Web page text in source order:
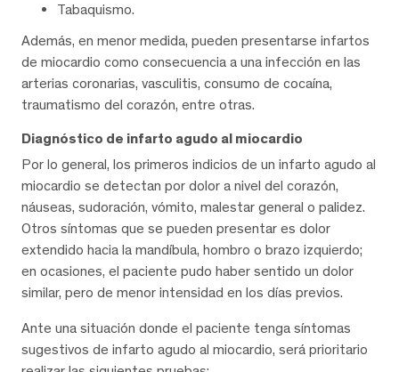
Tabaquismo.
Además, en menor medida, pueden presentarse infartos
de miocardio como consecuencia a una infección en las
arterias coronarias, vasculitis, consumo de cocaína,
traumatismo del corazón, entre otras.
Diagnóstico de infarto agudo al miocardio
Por lo general, los primeros indicios de un infarto agudo al
miocardio se detectan por dolor a nivel del corazón,
náuseas, sudoración, vómito, malestar general o palidez.
Otros síntomas que se pueden presentar es dolor
extendido hacia la mandíbula, hombro o brazo izquierdo;
en ocasiones, el paciente pudo haber sentido un dolor
similar, pero de menor intensidad en los días previos.
Ante una situación donde el paciente tenga síntomas
sugestivos de infarto agudo al miocardio, será prioritario